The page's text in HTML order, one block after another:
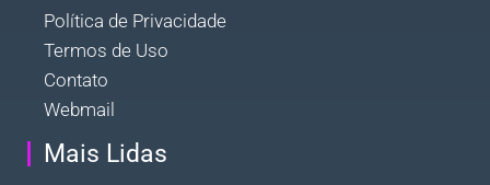
Política de Privacidade
Termos de Uso
Contato
Webmail
Mais Lidas